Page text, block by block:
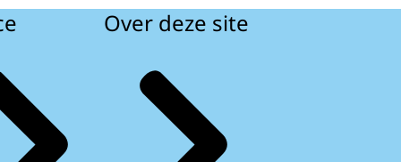
Over deze site